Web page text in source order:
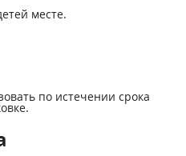
месте.
по истечении срока